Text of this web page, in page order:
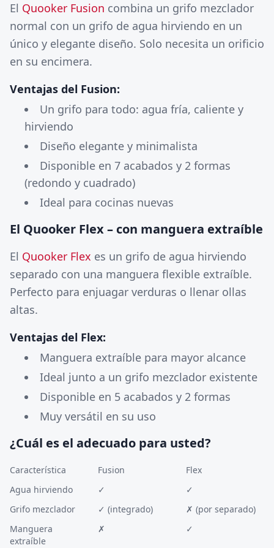
El Quooker Fusion combina un grifo mezclador
normal con un grifo de agua hirviendo en un
único y elegante diseño. Solo necesita un orificio
en su encimera.
Ventajas del Fusion:
Un grifo para todo: agua fría, caliente y
hirviendo
Diseño elegante y minimalista
Disponible en 7 acabados y 2 formas
(redondo y cuadrado)
Ideal para cocinas nuevas
El Quooker Flex – con manguera extraíble
El Quooker Flex es un grifo de agua hirviendo
separado con una manguera flexible extraíble.
Perfecto para enjuagar verduras o llenar ollas
altas.
Ventajas del Flex:
Manguera extraíble para mayor alcance
Ideal junto a un grifo mezclador existente
Disponible en 5 acabados y 2 formas
Muy versátil en su uso
¿Cuál es el adecuado para usted?
Característica Fusion
Flex
Agua hirviendo
✓
✓
Grifo mezclador
✓ (integrado)
✗ (por separado)
Manguera
extraíble
✗ ✓